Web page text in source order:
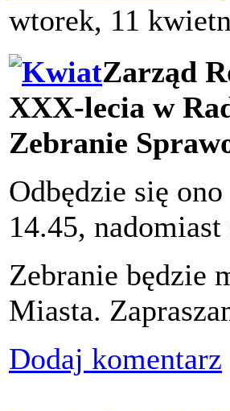
wtorek, 11
Zarząd
XXX-lecia w
Zebranie
Odbędzie się
14.45,
Zebranie będzie
Miasta.
Dodaj komentarz